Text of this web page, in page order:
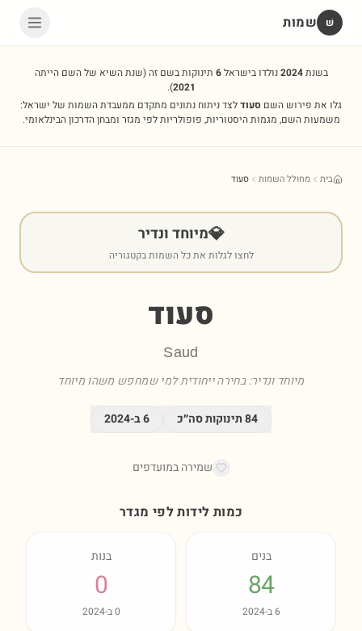
שׁ שמות
בשנת2024נולדו בישראל6 תינוקות בשם זה(שנת השיא של השם הייתה
2021
).
גלו את פירוש השם סעודלצד ניתוח נתונים מתקדם ממעבדת השמות של ישראל:
משמעות השם, מגמות היסטוריות, פופולריות לפי מגזר ומבחן הדרכון הבינלאומי.
בית מחולל השמות סעוד
💎מיוחד ונדיר
לחצו לגלות את כל השמות בקטגוריה
סעוד
Saud
מיוחד ונדיר: בחירה ייחודית למי שמחפש משהו מיוחד
84תינוקות סה״כ 6ב-2024
שמירה במועדפים
כמות לידות לפי מגדר
בנים
84
6ב-2024
בנות
0
0ב-2024